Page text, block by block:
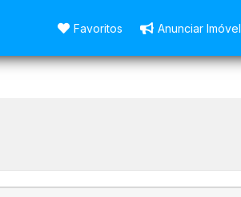
Favoritos Anunciar Imóvel